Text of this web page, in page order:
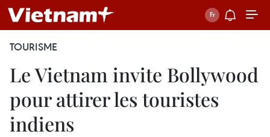
TOURISME
Le Vietnam invite Bollywood
pour attirer les touristes
indiens